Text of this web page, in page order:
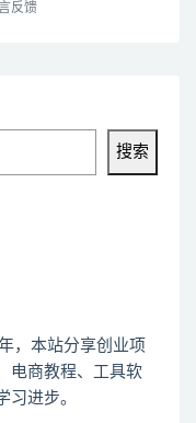
反馈
搜索
，本站分享创业项
电商教程、工具软
习进步。